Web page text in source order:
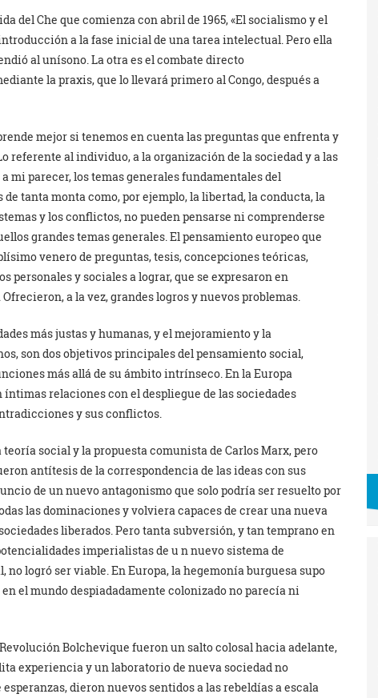
del Che que comienza con abril de 1965, «El socialismo y el
a la fase inicial de una tarea intelectual. Pero ella
al unísono. La otra es el combate directo
la praxis, que lo llevará primero al Congo, después a
mejor si tenemos en cuenta las preguntas que enfrenta y
referente al individuo, a la organización de la sociedad y a las
mi parecer, los temas generales fundamentales del
tanta monta como, por ejemplo, la libertad, la conducta, la
y los conflictos, no pueden pensarse ni comprenderse
grandes temas generales. El pensamiento europeo que
venero de preguntas, tesis, concepciones teóricas,
personales y sociales a lograr, que se expresaron en
a la vez, grandes logros y nuevos problemas.
más justas y humanas, y el mejoramiento y la
son dos objetivos principales del pensamiento social,
más allá de su ámbito intrínseco. En la Europa
relaciones con el despliegue de las sociedades
y sus conflictos.
social y la propuesta comunista de Carlos Marx, pero
antítesis de la correspondencia de las ideas con sus
de un nuevo antagonismo que solo podría ser resuelto por
las dominaciones y volviera capaces de crear una nueva
liberados. Pero tanta subversión, y tan temprano en
imperialistas de u n nuevo sistema de
logró ser viable. En Europa, la hegemonía burguesa supo
el mundo despiadadamente colonizado no parecía ni
Bolchevique fueron un salto colosal hacia adelante,
experiencia y un laboratorio de nueva sociedad no
dieron nuevos sentidos a las rebeldías a escala